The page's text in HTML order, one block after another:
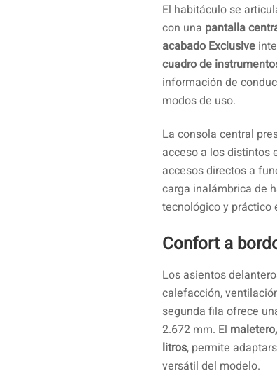
El habitáculo se
con una pantalla
acabado Exclusive
cuadro de
información de
modos de uso.
La consola central
acceso a los distintos
accesos directos a
carga inalámbrica de
tecnológico y práctico
Confort a
Los asientos
calefacción,
segunda fila ofrece
2.672 mm. El
litros, permite
versátil del modelo.